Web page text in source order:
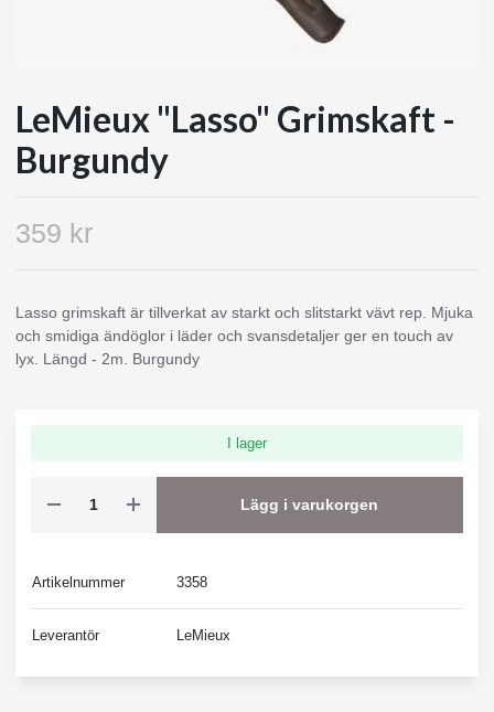
LeMieux "Lasso" Grimskaft -
Burgundy
359 kr
Lasso grimskaft är tillverkat av starkt och slitstarkt vävt rep. Mjuka
och smidiga ändöglor i läder och svansdetaljer ger en touch av
lyx. Längd - 2m. Burgundy
I lager
Lägg i varukorgen
Artikelnummer 3358
Leverantör LeMieux